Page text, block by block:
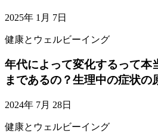
2025年 1月 7日
健康とウェルビーイング
年代によって変化するって本
まであるの？生理中の症状の
2024年 7月 28日
健康とウェルビーイング